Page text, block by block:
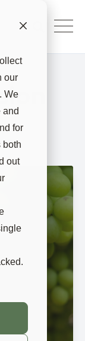
our
We
and
for
both
out